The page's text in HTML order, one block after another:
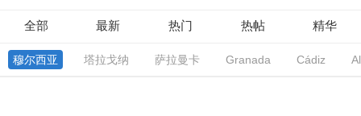
全部 最新 热门 热帖 精华
穆尔西亚 塔拉戈纳 萨拉曼卡 Granada Cádiz